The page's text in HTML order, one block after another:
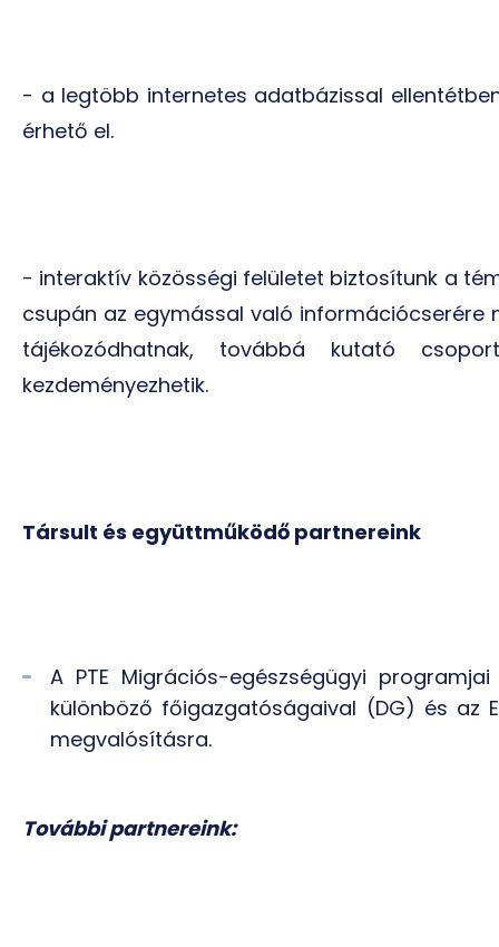
- a legtöbb internetes adatbázissal
érhető el.
- interaktív közösségi felületet biztosítunk a
csupán az egymással való információcserére
tájékozódhatnak, továbbá kutató
kezdeményezhetik.
Társult és együttműködő partnereink
A PTE Migrációs-egészségügyi
különböző főigazgatóságaival (DG) és az
megvalósításra.
További partnereink: